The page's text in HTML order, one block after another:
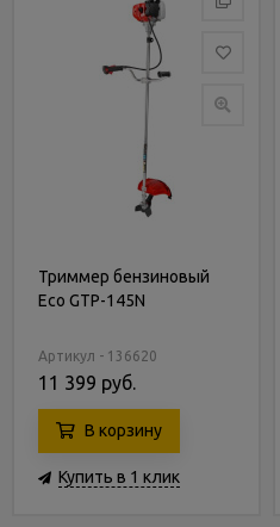
Триммер бензиновый
Eco GTP-145N
Артикул - 136620
11 399 руб.
В корзину
Купить в 1 клик